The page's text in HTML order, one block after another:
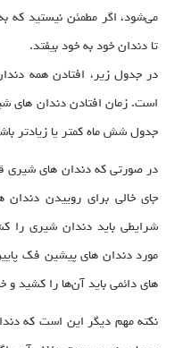
می‌شود، اگر مطمئن نیستید که
تا دندان خود به خود بیفتد.
در جدول زیر، افتادن همه
است. زمان افتادن دندان های
جدول شش ماه کمتر یا زیادتر
در صورتی که دندان های شیری
جای خالی برای روییدن
شرایطی باید دندان شیری را
مورد دندان‌ های پیشین فک
های دائمی باید آن‌ها را کشید و
نکته مهم دیگر این است که